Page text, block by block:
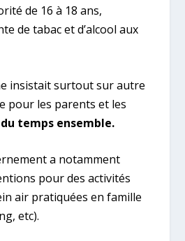
de 16 à 18 ans,
de tabac et d’alcool aux
insistait surtout sur autre
pour les parents et les
temps ensemble.
a notamment
pour des activités
air pratiquées en famille
etc).